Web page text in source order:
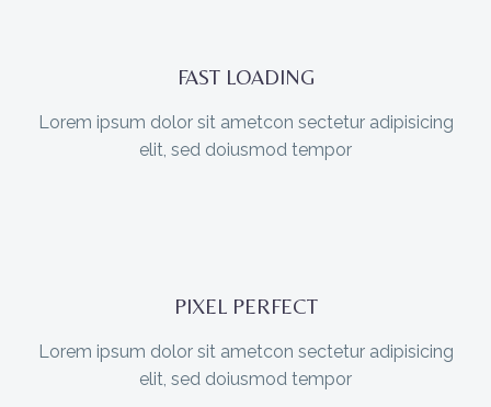
FAST LOADING
Lorem ipsum dolor sit ametcon sectetur adipisicing
elit, sed doiusmod tempor
PIXEL PERFECT
Lorem ipsum dolor sit ametcon sectetur adipisicing
elit, sed doiusmod tempor